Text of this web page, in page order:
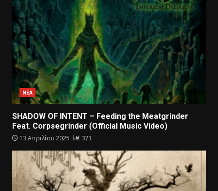
ΝΕΑ
SHADOW OF INTENT – Feeding the Meatgrinder
Feat. Corpsegrinder (Official Music Video)
13 Απριλίου 2025 371